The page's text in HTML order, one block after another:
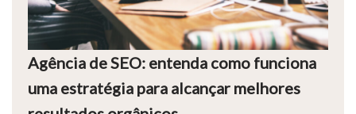
Agência de SEO: entenda como funciona
uma estratégia para alcançar melhores